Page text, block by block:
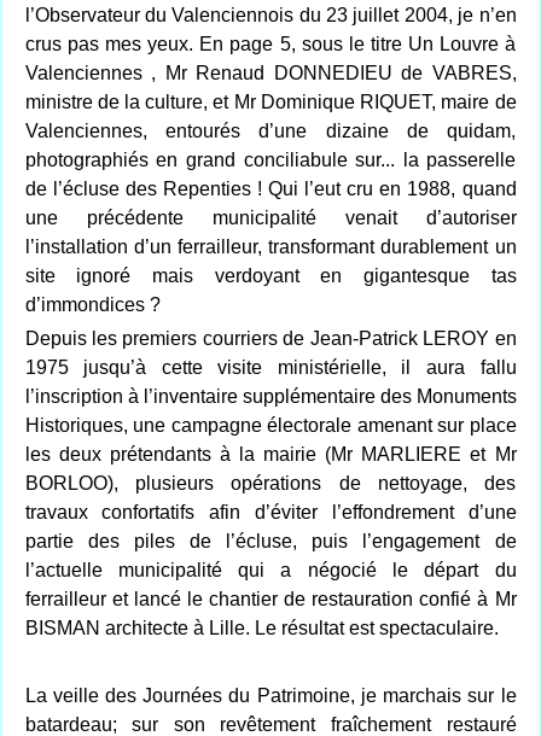
l’Observateur du Valenciennois du 23 juillet 2004, je n’en
crus pas mes yeux. En page 5, sous le titre Un Louvre à
Valenciennes , Mr Renaud DONNEDIEU de VABRES,
ministre de la culture, et Mr Dominique RIQUET, maire de
Valenciennes, entourés d’une dizaine de quidam,
photographiés en grand conciliabule sur... la passerelle
de l’écluse des Repenties ! Qui l’eut cru en 1988, quand
une précédente municipalité venait d’autoriser
l’installation d’un ferrailleur, transformant durablement un
site ignoré mais verdoyant en gigantesque tas
d’immondices ?
Depuis les premiers courriers de Jean-Patrick LEROY en
1975 jusqu’à cette visite ministérielle, il aura fallu
l’inscription à l’inventaire supplémentaire des Monuments
Historiques, une campagne électorale amenant sur place
les deux prétendants à la mairie (Mr MARLIERE et Mr
BORLOO), plusieurs opérations de nettoyage, des
travaux confortatifs afin d’éviter l’effondrement d’une
partie des piles de l’écluse, puis l’engagement de
l’actuelle municipalité qui a négocié le départ du
ferrailleur et lancé le chantier de restauration confié à Mr
BISMAN architecte à Lille. Le résultat est spectaculaire.
La veille des Journées du Patrimoine, je marchais sur le
batardeau; sur son revêtement fraîchement restauré